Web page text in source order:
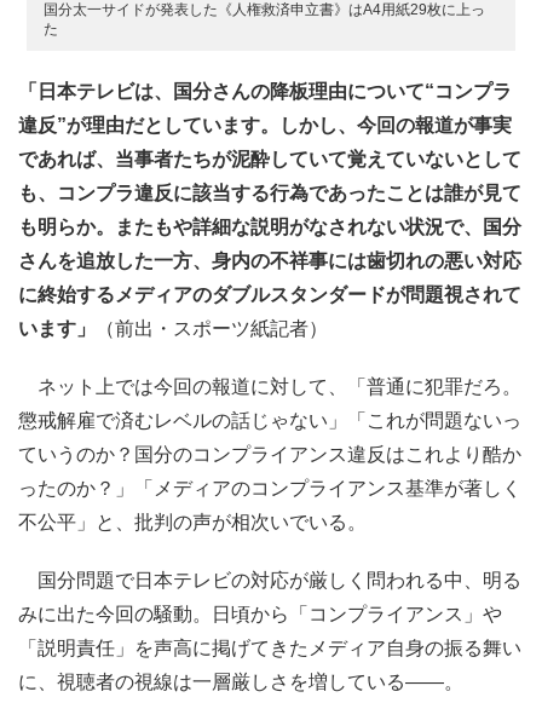
国分太一サイドが発表した《人権救済申立書》はA4用紙29枚に上っ
た
「日本テレビは、国分さんの降板理由について“コンプラ
違反”が理由だとしています。しかし、今回の報道が事実
であれば、当事者たちが泥酔していて覚えていないとして
も、コンプラ違反に該当する行為であったことは誰が見て
も明らか。またもや詳細な説明がなされない状況で、国分
さんを追放した一方、身内の不祥事には歯切れの悪い対応
に終始するメディアのダブルスタンダードが問題視されて
います」
（前出・スポーツ紙記者）
ネット上では今回の報道に対して、「普通に犯罪だろ。
懲戒解雇で済むレベルの話じゃない」「これが問題ないっ
ていうのか？国分のコンプライアンス違反はこれより酷か
ったのか？」「メディアのコンプライアンス基準が著しく
不公平」と、批判の声が相次いでいる。
国分問題で日本テレビの対応が厳しく問われる中、明る
みに出た今回の騒動。日頃から「コンプライアンス」や
「説明責任」を声高に掲げてきたメディア自身の振る舞い
に、視聴者の視線は一層厳しさを増している――。